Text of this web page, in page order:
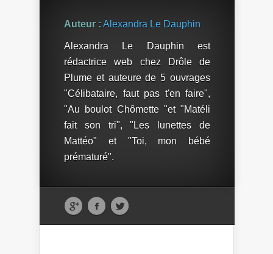
Auteur : Alexandra Le Dauphin
Alexandra Le Dauphin est
rédactrice web chez Drôle de
Plume et auteure de 5 ouvrages
"Célibataire, faut pas t'en faire",
"Au boulot Chômette "et "Matéli
fait son tri", "Les lunettes de
Mattéo" et "Toi, mon bébé
prématuré".